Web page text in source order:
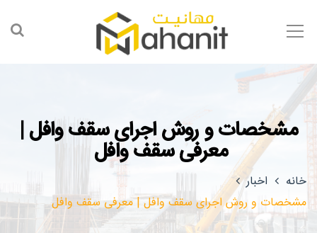
مشخصات و روش اجرای سقف وافل |
معرفی سقف وافل
خانه
اخبار
مشخصات و روش اجرای سقف وافل | معرفی سقف وافل